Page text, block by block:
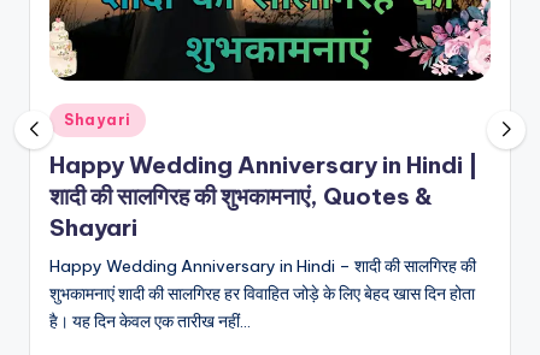
N
H
N
D
Posted
in
Shayari
Happy Wedding Anniversary in Hindi |
शादी की सालगिरह की शुभकामनाएं, Quotes &
Shayari
Happy Wedding Anniversary in Hindi – शादी की सालगिरह की
शुभकामनाएं शादी की सालगिरह हर विवाहित जोड़े के लिए बेहद खास दिन होता
है। यह दिन केवल एक तारीख नहीं…